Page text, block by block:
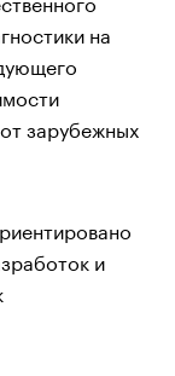
на
зарубежных
и